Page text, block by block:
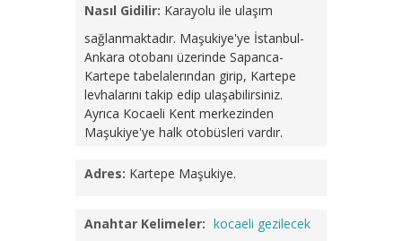
Nasıl Gidilir: Karayolu ile ulaşım
sağlanmaktadır. Maşukiye'ye İstanbul-
Ankara otobanı üzerinde Sapanca-
Kartepe tabelalerından girip, Kartepe
levhalarını takip edip ulaşabilirsiniz.
Ayrıca Kocaeli Kent merkezinden
Maşukiye'ye halk otobüsleri vardır.
Adres: Kartepe Maşukiye.
Anahtar Kelimeler: kocaeli gezilecek